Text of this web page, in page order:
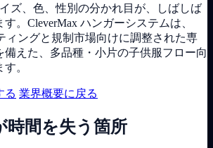
ズ、色、性別の分かれ目が、しばしば
。CleverMax ハンガーシステムは、
ィングと規制市場向けに調整された専
備えた、多品種・小片の子供服フロー向
。
る 業界概要に戻る
時間を失う箇所